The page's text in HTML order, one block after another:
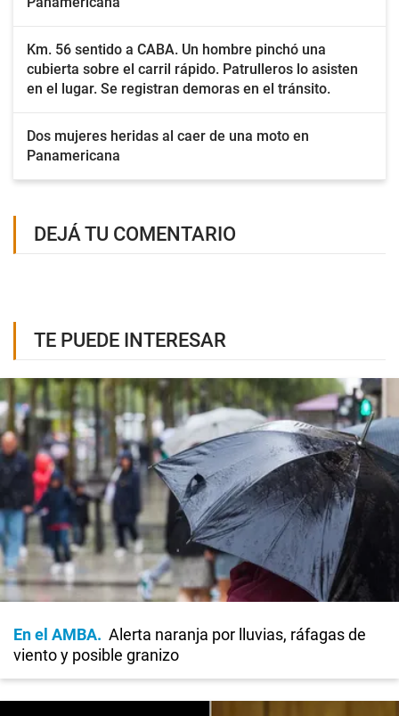
Km. 56 sentido a CABA. Un hombre pinchó una
cubierta sobre el carril rápido. Patrulleros lo asisten
en el lugar. Se registran demoras en el tránsito.
Dos mujeres heridas al caer de una moto en
Panamericana
DEJÁ TU COMENTARIO
TE PUEDE INTERESAR
En el AMBA
Alerta naranja por lluvias, ráfagas de
viento y posible granizo